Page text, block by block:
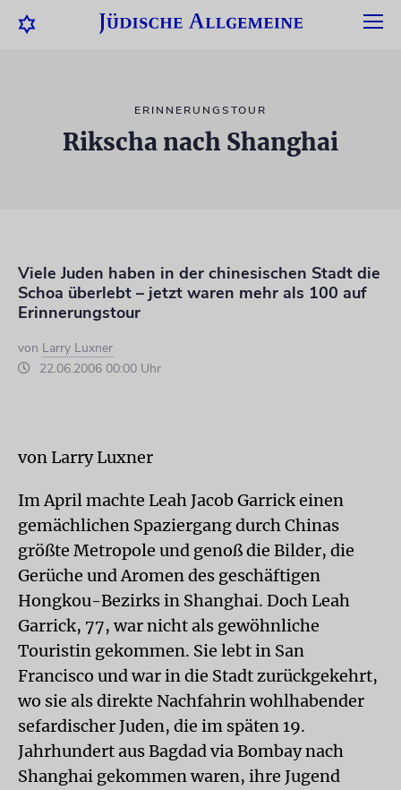
ERINNERUNGSTOUR
Rikscha nach Shanghai
Viele Juden haben in der chinesischen Stadt die
Schoa überlebt – jetzt waren mehr als 100 auf
Erinnerungstour
von Larry Luxner
22.06.2006 00:00 Uhr
von Larry Luxner
Im April machte Leah Jacob Garrick einen
gemächlichen Spaziergang durch Chinas
größte Metropole und genoß die Bilder, die
Gerüche und Aromen des geschäftigen
Hongkou-Bezirks in Shanghai. Doch Leah
Garrick, 77, war nicht als gewöhnliche
Touristin gekommen. Sie lebt in San
Francisco und war in die Stadt zurückgekehrt,
wo sie als direkte Nachfahrin wohlhabender
sefardischer Juden, die im späten 19.
Jahrhundert aus Bagdad via Bombay nach
Shanghai gekommen waren, ihre Jugend